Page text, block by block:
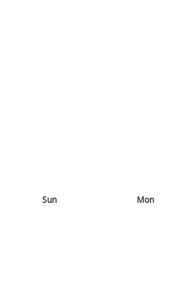
Sun Mon